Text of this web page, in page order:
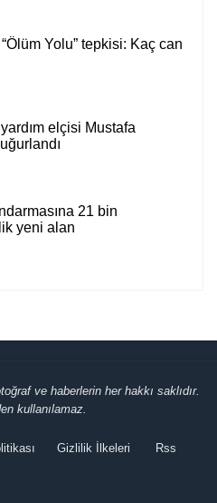
Yolu” tepkisi: Kaç can
elçisi Mustafa
21 bin
yeni alan
ve haberlerin her hakkı saklıdır.
kullanılamaz.
Gizlilik İlkeleri
Rss